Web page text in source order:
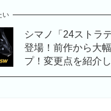
い
シマノ「24ストラ
登場！前作から大
プ！変更点を紹介し